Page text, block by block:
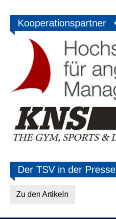
Der TSV in der Presse